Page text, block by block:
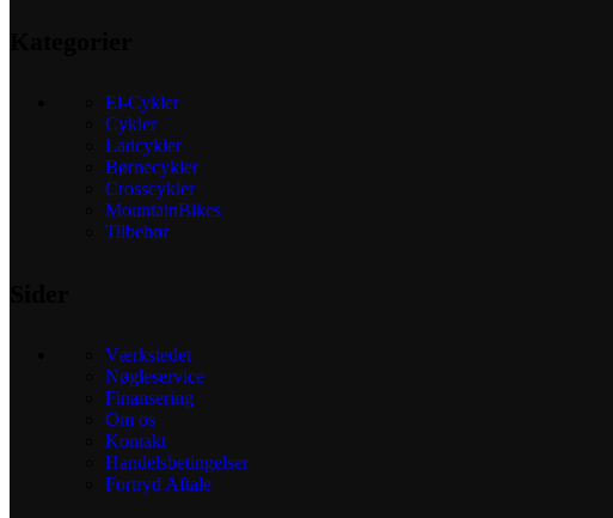
El-Cykler
Cykler
Ladcykler
Børnecykler
Crosscykler
MountainBikes
Tilbehør
Værkstedet
Nøgleservice
Finansering
Om os
Kontakt
Handelsbetingelser
Fortryd Aftale